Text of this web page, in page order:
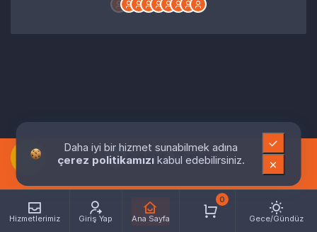
Hizmetlerimiz Giriş Yap Ana Sayfa
0
Gece/Gündüz
Daha iyi bir hizmet sunabilmek adına
çerez politikamızı kabul edebilirsiniz.